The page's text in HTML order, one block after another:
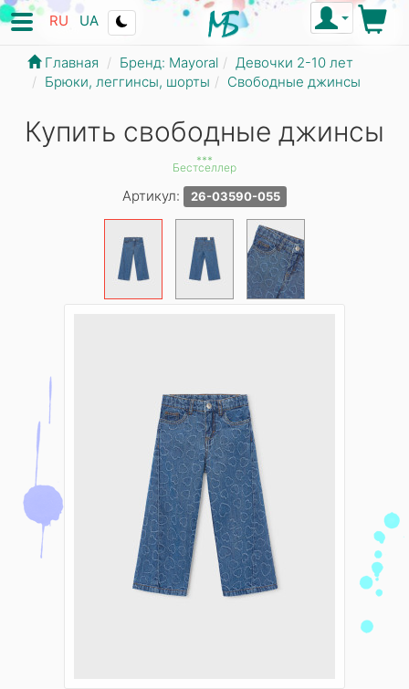
RU UA
Главная Бренд: Mayoral
Девочки 2-10 лет
Брюки, леггинсы, шорты
Свободные джинсы
Купить свободные джинсы
***
Бестселлер
Артикул: 26-03590-055